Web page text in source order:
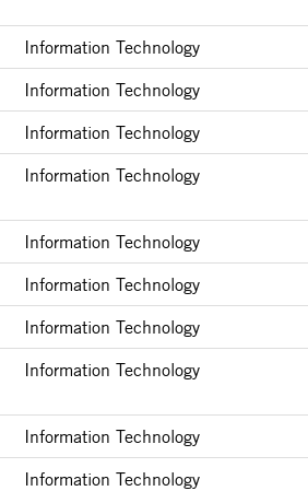
Information Technology
Information Technology
Information Technology
Information Technology
Information Technology
Information Technology
Information Technology
Information Technology
Information Technology
Information Technology